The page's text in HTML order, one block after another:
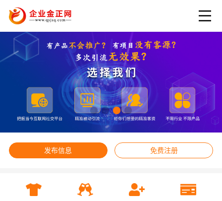
发布信息 免费注册